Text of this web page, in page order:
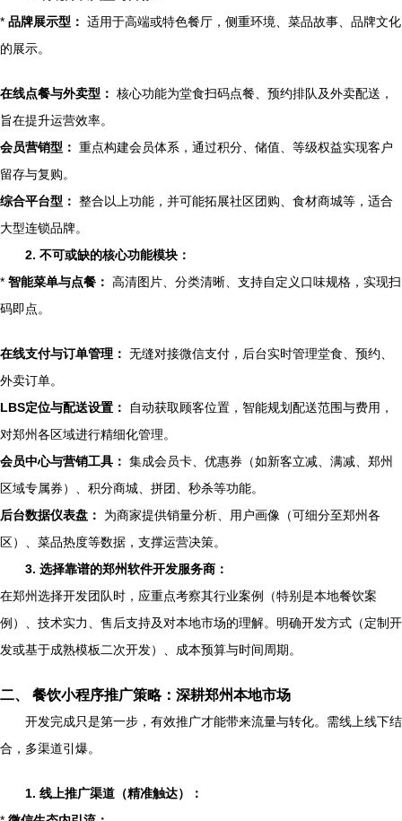
* 品牌展示型： 适用于高端或特色餐厅，侧重环境、菜品故事、品牌文化
的展示。
在线点餐与外卖型： 核心功能为堂食扫码点餐、预约排队及外卖配送，
旨在提升运营效率。
会员营销型： 重点构建会员体系，通过积分、储值、等级权益实现客户
留存与复购。
综合平台型： 整合以上功能，并可能拓展社区团购、食材商城等，适合
大型连锁品牌。
2. 不可或缺的核心功能模块：
* 智能菜单与点餐： 高清图片、分类清晰、支持自定义口味规格，实现扫
码即点。
在线支付与订单管理： 无缝对接微信支付，后台实时管理堂食、预约、
外卖订单。
LBS定位与配送设置：
自动获取顾客位置，智能规划配送范围与费用，
对郑州各区域进行精细化管理。
会员中心与营销工具： 集成会员卡、优惠券（如新客立减、满减、郑州
区域专属券）、积分商城、拼团、秒杀等功能。
后台数据仪表盘：
为商家提供销量分析、用户画像（可细分至郑州各
区）、菜品热度等数据，支撑运营决策。
3. 选择靠谱的郑州软件开发服务商：
在郑州选择开发团队时，应重点考察其行业案例（特别是本地餐饮案
例）、技术实力、售后支持及对本地市场的理解。明确开发方式（定制开
发或基于成熟模板二次开发）、成本预算与时间周期。
二、 餐饮小程序推广策略：深耕郑州本地市场
开发完成只是第一步，有效推广才能带来流量与转化。需线上线下结
合，多渠道引爆。
1. 线上推广渠道（精准触达）：